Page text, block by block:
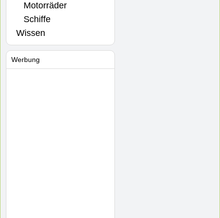
Motorräder
Schiffe
Wissen
Werbung